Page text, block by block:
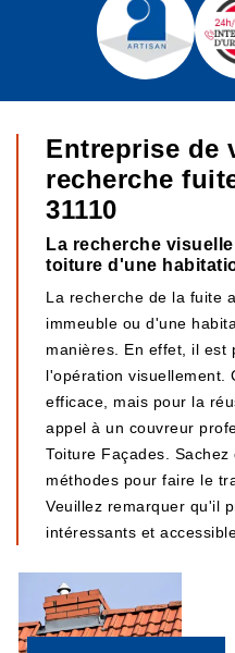
Entreprise de
recherche
31110
La recherche
toiture d'une
La recherche de la fuite
immeuble ou d'une
manières. En effet, il est
l'opération visuellement.
efficace, mais pour la
appel à un couvreur
Toiture Façades.
méthodes pour faire le
Veuillez remarquer qu'il
intéressants et